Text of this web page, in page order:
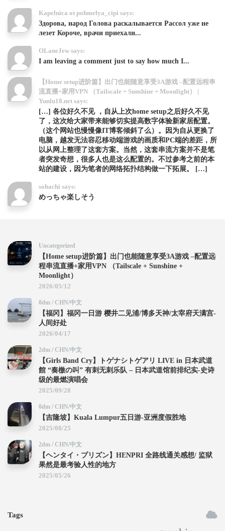
Kapelnica ot pohmelya_cipi says:
Здорова, народ Голова раскалывается Рассол уже не
лезет Короче, врачи приехали...
OLaneJew says:
I am leaving a comment just to say how much I...
【Home setup进阶篇】出门也能随意享受3A游戏 –配置远程串
流直播+家用VPN （Tailscale + Sunshine + Moonlight） |
Yunlu18.net says:
[…] 各位好久不见 ，自从上次home setup之后好久不见
了，这次给大家带来能够切实提高数字体验新家居配置。
（这个网站也慢慢像IT博客倾斜了么）。因为自从更换了
电脑，越发无法容忍移动端游戏的画质和PC端的差距，所
以从网上整理了这套方案。当然，这套串流方案并不是笔
者突发奇想，很多人也是这么配置的。不过参考之前的本
站的建设，因为笔者的网络拓扑结构做一下拓展。 […]
sohachi says:
めっちゃ楽しそう
Uncategorized
【Home setup进阶篇】出门也能随意享受3A游戏 –配置远
程串流直播+家用VPN （Tailscale + Sunshine +
Moonlight）
2026/05/12
0dm / CHN/中文
【福冈】福冈一日游 樱井二见浦/博多天神/太宰府天满宫-
人间好处
2026/04/17
2dm / CHN/中文
【Girls Band Cry】トゲナシトゲアリ LIVE in 日本武道
館 “奏檄の叫” 有刺无刺乐队 – 日本武道馆前排纪实-史诗
级的最燃演唱会
2025/09/28
0dm / CHN/中文
【吉隆坡】Kuala Lumpur五日游-亚洲度假胜地
2025/08/25
2dm / CHN/中文
【ヘンタイ・プリズン】HENPRI 全路线通关感想/ 监狱
果然是最考验人性的地方
2025/05/26
Tags